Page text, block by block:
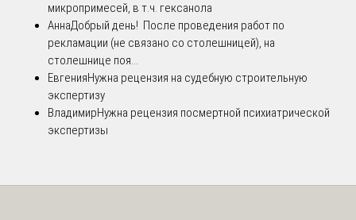
микропримесей, в т.ч. гексанола
АннаДобрый день! После проведения работ по
рекламации (не связано со столешницей), на
столешнице поя...
ЕвгенияНужна рецензия на судебную строительную
экспертизу
ВладимирНужна рецензия посмертной психиатрической
экспертизы